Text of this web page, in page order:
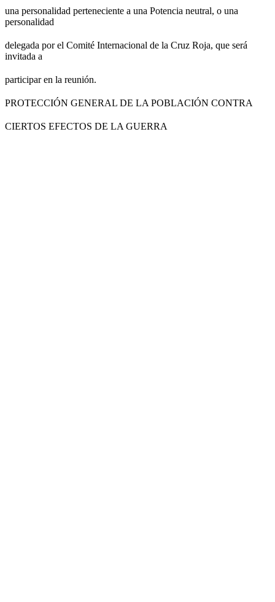
una personalidad perteneciente a una Potencia neutral, o una
personalidad
delegada por el Comité Internacional de la Cruz Roja, que será
invitada a
participar en la reunión.
PROTECCIÓN GENERAL DE LA POBLACIÓN CONTRA
CIERTOS EFECTOS DE LA GUERRA